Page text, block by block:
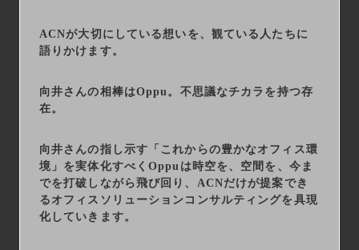
ACNが大切にしている想いを、観ている人たちに
語りかけます。
向井さんの相棒はOppu。不思議なチカラを持つ存
在。
向井さんの指し示す「これからの豊かなオフィス環
境」を実体化すべくOppuは時空を、空間を、今ま
でを打破しながら飛び回り、ACNだけが提案でき
るオフィスソリューションコンサルティングを具現
化していきます。